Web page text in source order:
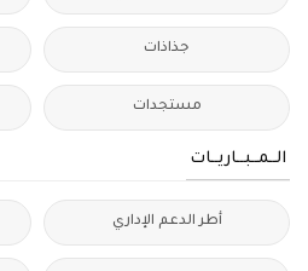
جذاذات
مستجدات
الــمــبــاريــات
أطر الدعم الإداري